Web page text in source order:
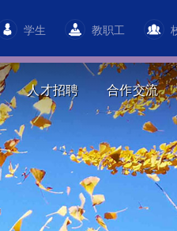
学生 教职工
人才招聘 合作交流